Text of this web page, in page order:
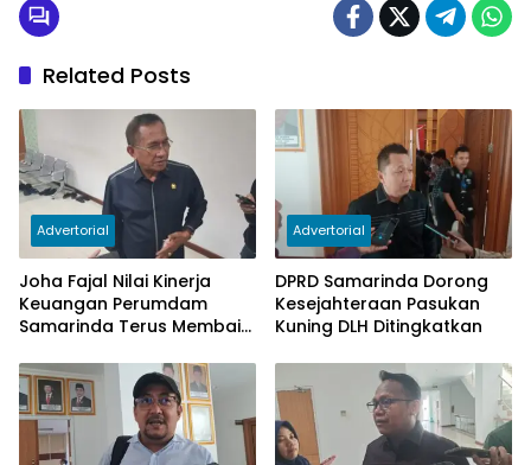
Related Posts
Advertorial
Joha Fajal Nilai Kinerja
Keuangan Perumdam
Samarinda Terus Membaik,
Subsidi Berkurang
Advertorial
DPRD Samarinda Dorong
Kesejahteraan Pasukan
Kuning DLH Ditingkatkan